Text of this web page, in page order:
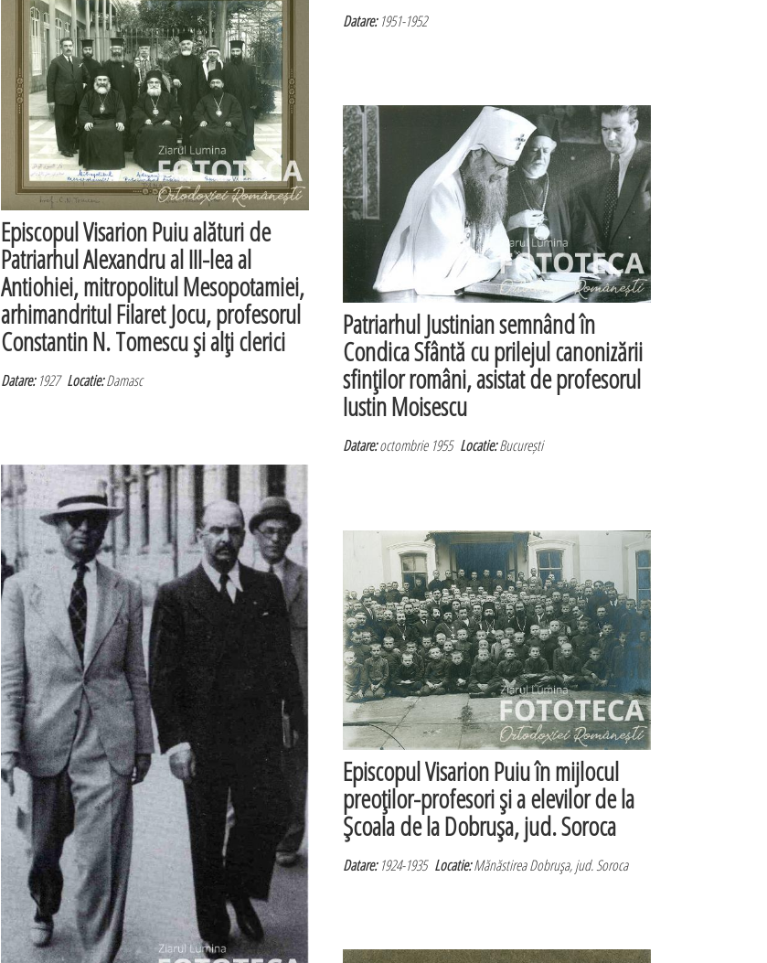
Datare:1951-1952
Episcopul Visarion Puiu alături de
Patriarhul Alexandru al III-lea al
Antiohiei, mitropolitul Mesopotamiei,
arhimandritul Filaret Jocu, profesorul
Constantin N. Tomescu şi alţi clerici
Datare:1927Locatie:Damasc
Patriarhul Justinian semnând în
Condica Sfântă cu prilejul canonizării
sfinţilor români, asistat de profesorul
Iustin Moisescu
Datare:octombrie 1955Locatie:București
Episcopul Visarion Puiu în mijlocul
preoţilor-profesori şi a elevilor de la
Şcoala de la Dobruşa, jud. Soroca
Datare:1924-1935Locatie:Mănăstirea Dobruşa, jud. Soroca